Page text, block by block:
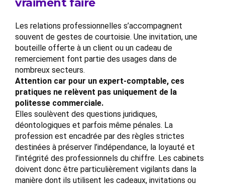
vraiment faire
Les relations professionnelles s’accompagnent
souvent de gestes de courtoisie. Une invitation, une
bouteille offerte à un client ou un cadeau de
remerciement font partie des usages dans de
nombreux secteurs.
Attention car pour un expert-comptable, ces
pratiques ne relèvent pas uniquement de la
politesse commerciale.
Elles soulèvent des questions juridiques,
déontologiques et parfois même pénales. La
profession est encadrée par des règles strictes
destinées à préserver l’indépendance, la loyauté et
l’intégrité des professionnels du chiffre. Les cabinets
doivent donc être particulièrement vigilants dans la
manière dont ils utilisent les cadeaux, invitations ou